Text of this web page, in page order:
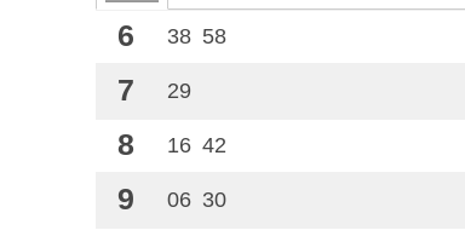
6 38 58
7 29
8 16 42
9 06 30